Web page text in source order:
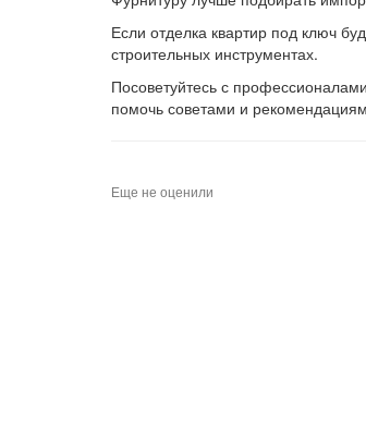
Если отделка квартир под ключ
строительных инструментах.
Посоветуйтесь с
помочь советами и
Еще не оценили